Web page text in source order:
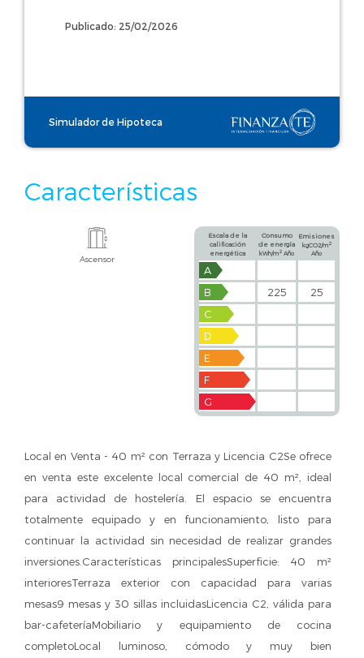
Publicado: 25/02/2026
Simulador de Hipoteca
Características
Ascensor
Escala de la
calificación
energética
Consumo
de energía
kWh/m2 Año
Emisiones
kgCO2/m 2
Año
A
B
225
25
C
D
E
F
G
Local en Venta - 40 m² con Terraza y Licencia C2Se ofrece
en venta este excelente local comercial de 40 m², ideal
para actividad de hostelería. El espacio se encuentra
totalmente equipado y en funcionamiento, listo para
continuar la actividad sin necesidad de realizar grandes
inversiones.Características principalesSuperficie: 40 m²
interioresTerraza exterior con capacidad para varias
mesas9 mesas y 30 sillas incluidasLicencia C2, válida para
bar-cafeteríaMobiliario y equipamiento de cocina
completoLocal luminoso, cómodo y muy bien